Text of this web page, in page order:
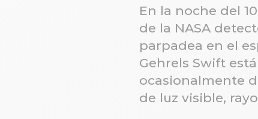
En la noche del
de la NASA
parpadea en el
Gehrels Swift
ocasionalmente
de luz visible,